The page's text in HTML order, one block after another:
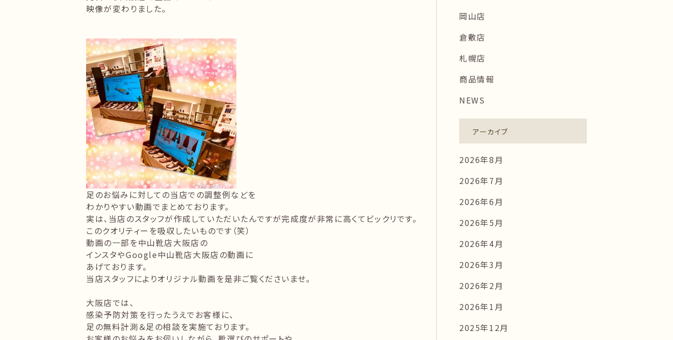
映像が変わりました。
足のお悩みに対しての当店での調整例などを
わかりやすい動画でまとめております。
実は、当店のスタッフが作成していただいたんですが完成度が非常に高くてビックリです。
このクオリティーを吸収したいものです（笑）
動画の一部を中山靴店大阪店の
インスタやGoogle中山靴店大阪店の動画に
あげております。
当店スタッフによりオリジナル動画を是非ご覧くださいませ。
大阪店では、
感染予防対策を行ったうえでお客様に、
足の無料計測＆足の相談を実施ております。
岡山店
倉敷店
札幌店
商品情報
NEWS
アーカイブ
2026年8月
2026年7月
2026年6月
2026年5月
2026年4月
2026年3月
2026年2月
2026年1月
2025年12月